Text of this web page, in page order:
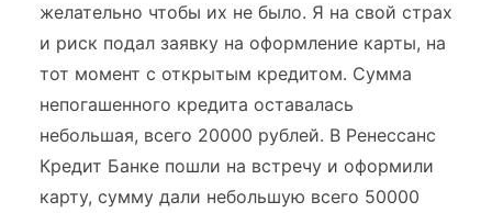
желательно чтобы их не было. Я на свой страх
и риск подал заявку на оформление карты, на
тот момент с открытым кредитом. Сумма
непогашенного кредита оставалась
небольшая, всего 20000 рублей. В Ренессанс
Кредит Банке пошли на встречу и оформили
карту, сумму дали небольшую всего 50000